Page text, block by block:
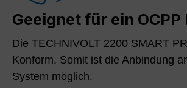
Geeignet für ein OCPP
Die TECHNIVOLT 2200 SMART
Konform. Somit ist die Anbindung
System möglich.